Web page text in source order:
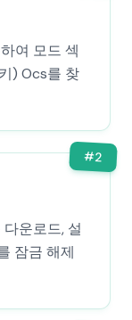
여 모드 섹
) Ocs를 찾
#2
운로드, 설
잠금 해제